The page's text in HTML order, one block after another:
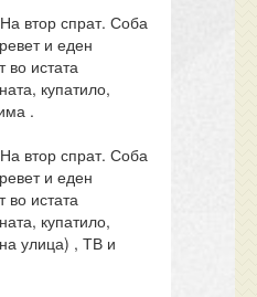
втор спрат. Соба
и еден
во истата
купатило,
.
втор спрат. Соба
и еден
во истата
купатило,
улица) , ТВ и